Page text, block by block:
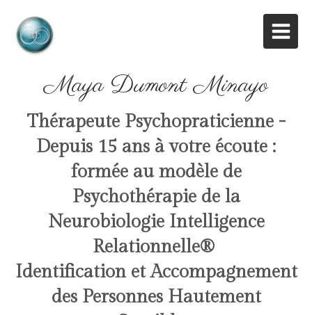
Maya Dumont Minayo
Thérapeute Psychopraticienne -
Depuis 15 ans à votre écoute :
formée au modèle de
Psychothérapie de la
Neurobiologie Intelligence
Relationnelle®
Identification et Accompagnement
des Personnes Hautement